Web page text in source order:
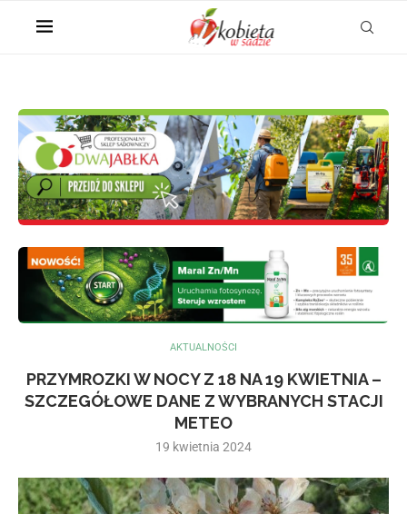
AKTUALNOŚCI
PRZYMROZKI W NOCY Z 18 NA 19 KWIETNIA –
SZCZEGÓŁOWE DANE Z WYBRANYCH STACJI
METEO
19 kwietnia 2024